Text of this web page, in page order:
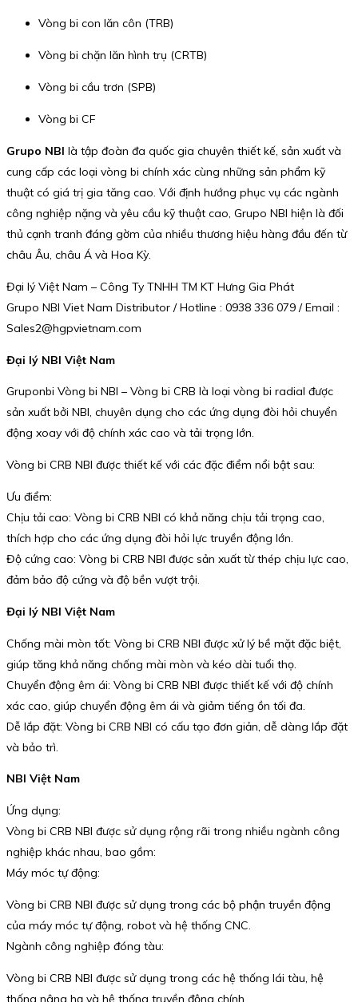
Vòng bi con lăn côn (TRB)
Vòng bi chặn lăn hình trụ (CRTB)
Vòng bi cầu trơn (SPB)
Vòng bi CF
Grupo NBI là tập đoàn đa quốc gia chuyên thiết kế, sản xuất và
cung cấp các loại vòng bi chính xác cùng những sản phẩm kỹ
thuật có giá trị gia tăng cao. Với định hướng phục vụ các ngành
công nghiệp nặng và yêu cầu kỹ thuật cao, Grupo NBI hiện là đối
thủ cạnh tranh đáng gờm của nhiều thương hiệu hàng đầu đến từ
châu Âu, châu Á và Hoa Kỳ.
Đại lý Việt Nam – Công Ty TNHH TM KT Hưng Gia Phát
Grupo NBI Viet Nam Distributor / Hotline : 0938 336 079 / Email :
Sales2@hgpvietnam.com
Đại lý NBI Việt Nam
Gruponbi Vòng bi NBI – Vòng bi CRB là loại vòng bi radial được
sản xuất bởi NBI, chuyên dụng cho các ứng dụng đòi hỏi chuyển
động xoay với độ chính xác cao và tải trọng lớn.
Vòng bi CRB NBI được thiết kế với các đặc điểm nổi bật sau:
Ưu điểm:
Chịu tải cao: Vòng bi CRB NBI có khả năng chịu tải trọng cao,
thích hợp cho các ứng dụng đòi hỏi lực truyền động lớn.
Độ cứng cao: Vòng bi CRB NBI được sản xuất từ thép chịu lực cao,
đảm bảo độ cứng và độ bền vượt trội.
Đại lý NBI Việt Nam
Chống mài mòn tốt: Vòng bi CRB NBI được xử lý bề mặt đặc biệt,
giúp tăng khả năng chống mài mòn và kéo dài tuổi thọ.
Chuyển động êm ái: Vòng bi CRB NBI được thiết kế với độ chính
xác cao, giúp chuyển động êm ái và giảm tiếng ồn tối đa.
Dễ lắp đặt: Vòng bi CRB NBI có cấu tạo đơn giản, dễ dàng lắp đặt
và bảo trì.
NBI Việt Nam
Ứng dụng:
Vòng bi CRB NBI được sử dụng rộng rãi trong nhiều ngành công
nghiệp khác nhau, bao gồm:
Máy móc tự động:
Vòng bi CRB NBI được sử dụng trong các bộ phận truyền động
của máy móc tự động, robot và hệ thống CNC.
Ngành công nghiệp đóng tàu:
Vòng bi CRB NBI được sử dụng trong các hệ thống lái tàu, hệ
thống nâng hạ và hệ thống truyền động chính.